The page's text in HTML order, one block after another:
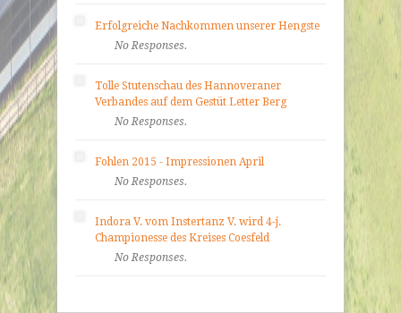
Erfolgreiche Nachkommen unserer Hengste
No Responses.
Tolle Stutenschau des Hannoveraner
Verbandes auf dem Gestüt Letter Berg
No Responses.
Fohlen 2015 - Impressionen April
No Responses.
Indora V. vom Instertanz V. wird 4-j.
Championesse des Kreises Coesfeld
No Responses.